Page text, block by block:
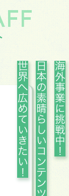
海外事業に挑戦中！
日本の素晴らしいコンテンツを
世界へ広めていきたい！